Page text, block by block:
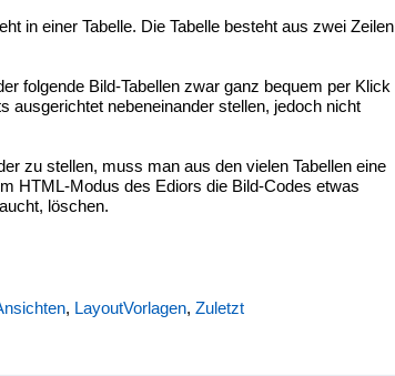
in einer Tabelle. Die Tabelle besteht aus zwei Zeilen
folgende Bild-Tabellen zwar ganz bequem per Klick
ausgerichtet nebeneinander stellen, jedoch nicht
zu stellen, muss man aus den vielen Tabellen eine
HTML-Modus des Ediors die Bild-Codes etwas
löschen.
, LayoutVorlagen, Zuletzt